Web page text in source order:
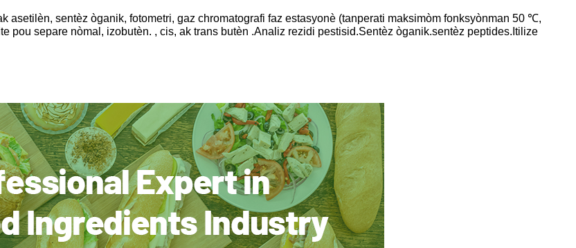
asetilèn, sentèz òganik, fotometri, gaz chromatografi faz estasyonè (tanperati maksimòm fonksyònman 50 ℃,
pou separe nòmal, izobutèn. , cis, ak trans butèn .Analiz rezidi pestisid.Sentèz òganik.sentèz peptides.Itilize